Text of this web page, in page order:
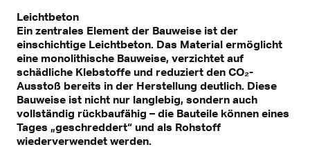
Leichtbeton
Ein zentrales Element der Bauweise ist der
einschichtige Leichtbeton. Das Material ermöglicht
eine monolithische Bauweise, verzichtet auf
schädliche Klebstoffe und reduziert den CO₂-
Ausstoß bereits in der Herstellung deutlich. Diese
Bauweise ist nicht nur langlebig, sondern auch
vollständig rückbaufähig – die Bauteile können eines
Tages „geschreddert“ und als Rohstoff
wiederverwendet werden.